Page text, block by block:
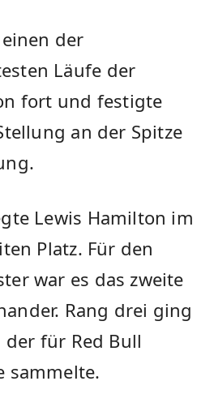
der
Läufe der
fort und festigte
an der Spitze
Lewis Hamilton im
Platz. Für den
war es das zweite
Rang drei ging
der für Red Bull
sammelte.